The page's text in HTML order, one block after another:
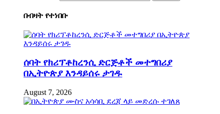
በብዛት የተነበቡ
ሰባት የክሪፕቶከረንሲ ድርጅቶች መተግበሪያ
በኢትዮጵያ እንዳይሰሩ ታገዱ
August 7, 2026